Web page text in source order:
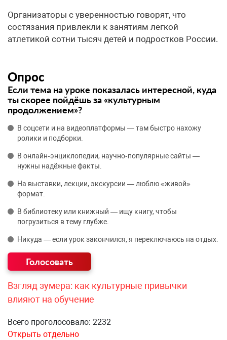
Организаторы с уверенностью говорят, что
состязания привлекли к занятиям легкой
атлетикой сотни тысяч детей и подростков России.
Опрос
Если тема на уроке показалась интересной, куда
ты скорее пойдёшь за «культурным
продолжением»?
В соцсети и на видеоплатформы — там быстро нахожу
ролики и подборки.
В онлайн‑энциклопедии, научно‑популярные сайты —
нужны надёжные факты.
На выставки, лекции, экскурсии — люблю «живой»
формат.
В библиотеку или книжный — ищу книгу, чтобы
погрузиться в тему глубже.
Никуда — если урок закончился, я переключаюсь на отдых.
Взгляд зумера: как культурные привычки
влияют на обучение
Всего проголосовало: 2232
Открыть отдельно